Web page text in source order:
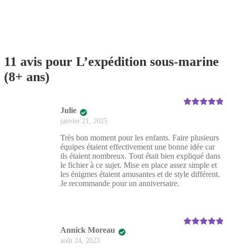
11 avis pour L’expédition sous-marine
(8+ ans)
Julie
janvier 21, 2025
Très bon moment pour les enfants. Faire plusieurs
équipes étaient effectivement une bonne idée car
ils étaient nombreux. Tout était bien expliqué dans
le fichier à ce sujet. Mise en place assez simple et
les énigmes étaient amusantes et de style différent.
Je recommande pour un anniversaire.
Annick Moreau
août 24, 2023